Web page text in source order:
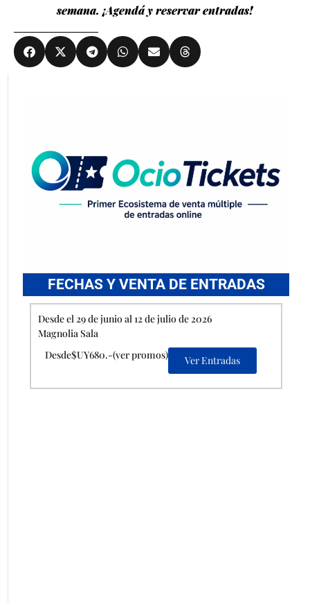
semana. ¡Agendá y reservar entradas!
FECHAS Y VENTA DE ENTRADAS
Desde el 29 de junio al 12 de julio de 2026
Magnolia Sala
Desde$UY680.-(ver promos)
Ver Entradas